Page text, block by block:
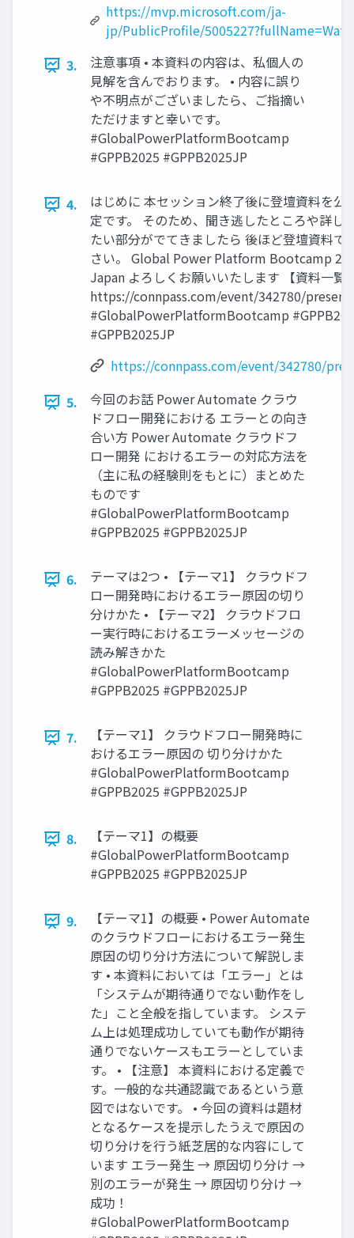
https://mvp.microsoft.com/ja-
jp/PublicProfile/
3.
注意事項 • 本資料の内容は、私個人の
見解を含んでおります。 • 内容に誤り
や不明点がございましたら、ご指摘い
ただけますと幸いです。
#GlobalPowerPlatformBootcamp
#GPPB2025 #GPPB2025JP
4.
はじめに 本セッション終了後に登壇資料を公
定です。 そのため、聞き逃したところや詳し
たい部分がでてきましたら 後ほど登壇資料で
さい。 Global Power Platform Bootcamp
Japan よろしくお願いいたします 【資料一覧
https://connpass.com/event/342780/
#GlobalPowerPlatformBootcamp
#GPPB2025JP
https://connpass.com/event/342780/
5.
今回のお話 Power Automate クラウ
ドフロー開発における エラーとの向き
合い方 Power Automate クラウドフ
ロー開発 におけるエラーの対応方法を
（主に私の経験則をもとに）まとめた
ものです
#GlobalPowerPlatformBootcamp
#GPPB2025 #GPPB2025JP
6.
テーマは2つ • 【テーマ1】 クラウドフ
ロー開発時におけるエラー原因の切り
分けかた • 【テーマ2】 クラウドフロ
ー実行時におけるエラーメッセージの
読み解きかた
#GlobalPowerPlatformBootcamp
#GPPB2025 #GPPB2025JP
7.
【テーマ1】 クラウドフロー開発時に
おけるエラー原因の 切り分けかた
#GlobalPowerPlatformBootcamp
#GPPB2025 #GPPB2025JP
8.
【テーマ1】の概要
#GlobalPowerPlatformBootcamp
#GPPB2025 #GPPB2025JP
9.
【テーマ1】の概要 • Power Automate
のクラウドフローにおけるエラー発生
原因の切り分け方法について解説しま
す • 本資料においては「エラー」とは
「システムが期待通りでない動作をし
た」こと全般を指しています。 システ
ム上は処理成功していても動作が期待
通りでないケースもエラーとしていま
す。 • 【注意】 本資料における定義で
す。一般的な共通認識であるという意
図ではないです。 • 今回の資料は題材
となるケースを提示したうえで原因の
切り分けを行う紙芝居的な内容にして
います エラー発生 → 原因切り分け →
別のエラーが発生 → 原因切り分け →
成功！
#GlobalPowerPlatformBootcamp